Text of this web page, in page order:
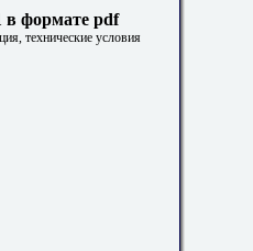
в формате pdf
технические условия